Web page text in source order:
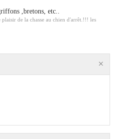
,bretons, etc..
plaisir de la chasse au chien d'arrêt.!!! les